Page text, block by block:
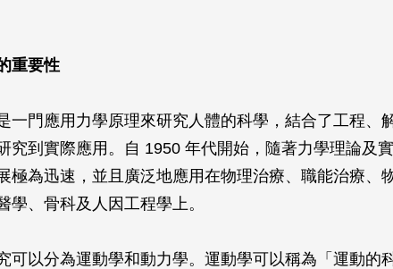
重要性
一門應用力學原理來研究人體的科學，結合了工程、
究到實際應用。自 1950 年代開始，隨著力學理論及
極為迅速，並且廣泛地應用在物理治療、職能治療、
學、骨科及人因工程學上。
可以分為運動學和動力學。運動學可以稱為「運動的